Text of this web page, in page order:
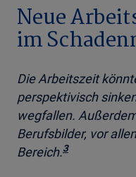
Neue
im
Die Arbeitszeit
perspektivisch
wegfallen.
Berufsbilder, vor
Bereich.3